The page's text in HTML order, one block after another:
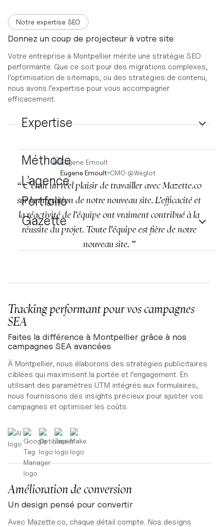
Expertise
Méthode
L’agence
Portfolio
Gazette
Notre expertise SEO
Donnez un coup de projecteur à votre site
Votre entreprise à Montpellier mérite une stratégie SEO
performante. Que ce soit pour des migrations complexes,
l’optimisation de sitemaps, ou des stratégies de contenu,
nous avons l’expertise pour vous accompagner
efficacement.
Eugene Ernoult CMO @Weglot
“ C'était un réel plaisir de travailler avec Mazette.co
sur la migration de notre nouveau site. L’efficacité et
la réactivité de l’équipe ont vraiment contribué à la
réussite du projet. Toute l’équipe est fière de notre
nouveau site. ”
Tracking performant pour vos campagnes
SEA
Faites la différence à Montpellier grâce à nos
campagnes SEA avancées
À Montpellier, nous élaborons des stratégies publicitaires
ciblées qui maximisent la portée et l’engagement. En
utilisant des paramètres UTM intégrés aux formulaires,
nous fournissons des insights précieux pour ajuster vos
campagnes et optimiser les coûts.
Amélioration de conversion
Un design pensé pour convertir
Avec Mazette.co, chaque détail compte. Nos designs